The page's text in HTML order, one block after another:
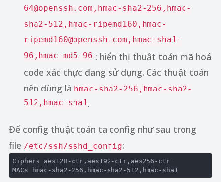
64@openssh.com,hmac-sha2-256,hmac-
sha2-512,hmac-ripemd160,hmac-
ripemd160@openssh.com,hmac-sha1-
96,hmac-md5-96 : hiển thị thuật toán mã hoá
code xác thực đang sử dụng. Các thuật toán
nên dùng là hmac-sha2-256,hmac-sha2-
512,hmac-sha1.
Để config thuật toán ta config như sau trong
file /etc/ssh/sshd_config:
Ciphers aes128-ctr,aes192-ctr,aes256-ctr
MACs hmac-sha2- 256 ,hmac-sha2- 512